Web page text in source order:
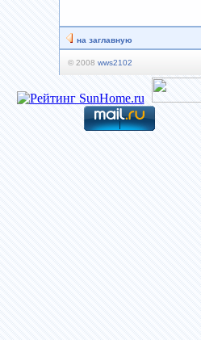
на заглавную
© 2008 wws2102